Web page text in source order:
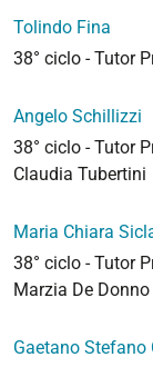
Tolindo Fina
38° ciclo - Tutor
Angelo Schillizzi
38° ciclo - Tutor
Claudia Tubertini
Maria Chiara
38° ciclo - Tutor
Marzia De Donno
Gaetano Stefano